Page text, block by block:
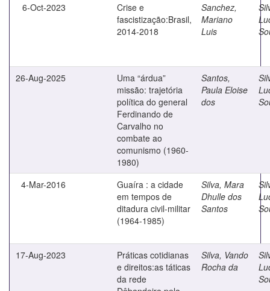
6-Oct-2023
Crise e
fascistização:Brasil,
2014-2018
Sanchez,
Mariano
Luis
26-Aug-2025
Uma “árdua”
missão: trajetória
política do general
Ferdinando de
Carvalho no
combate ao
comunismo (1960-
1980)
Santos,
Paula Eloise
dos
4-Mar-2016
Guaíra : a cidade
em tempos de
ditadura civil-militar
(1964-1985)
Silva, Mara
Dhulle dos
Santos
17-Aug-2023
Práticas cotidianas
e direitos:as táticas
da rede
Silva, Vando
Rocha da